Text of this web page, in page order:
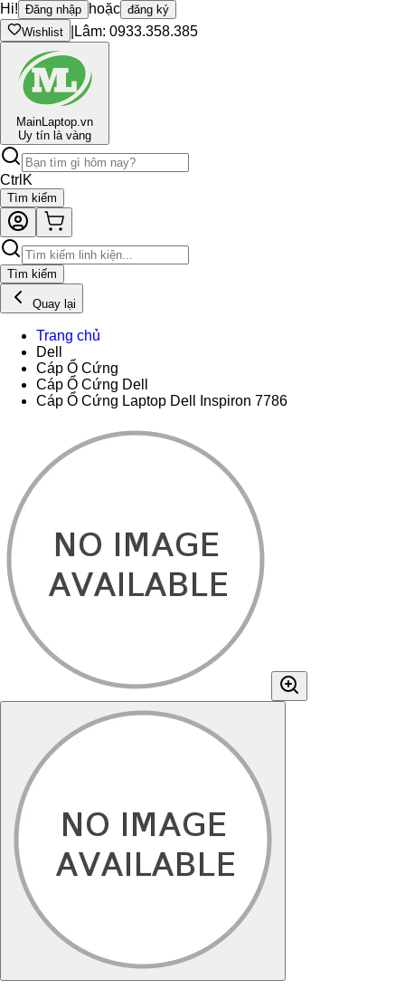
Hi! Đăng nhập hoặc đăng ký
Wishlist
Lâm: 0933.358.385
MainLaptop.vn
Uy tín là vàng
Ctrl K
Tìm kiếm
Tìm kiếm
Quay lại
Trang chủ
Dell
Cáp Ổ Cứng
Cáp Ổ Cứng Dell
Cáp Ổ Cứng Laptop Dell Inspiron 7786